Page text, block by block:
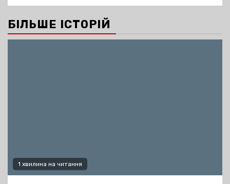
БІЛЬШЕ ІСТОРІЙ
1 хвилина на читання